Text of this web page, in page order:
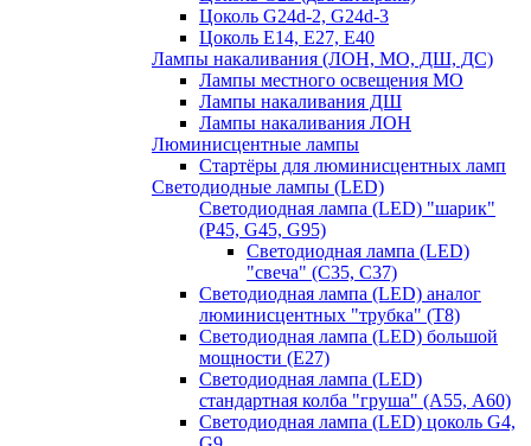
Цоколь G24d-2, G24d-3
Цоколь Е14, Е27, Е40
Лампы накаливания (ЛОН, МО, ДШ, ДС)
Лампы местного освещения МО
Лампы накаливания ДШ
Лампы накаливания ЛОН
Люминисцентные лампы
Стартёры для люминисцентных ламп
Светодиодные лампы (LED)
Светодиодная лампа (LED) "шарик"
(P45, G45, G95)
Светодиодная лампа (LED)
"свеча" (С35, С37)
Светодиодная лампа (LED) аналог
люминисцентных "трубка" (T8)
Светодиодная лампа (LED) большой
мощности (Е27)
Светодиодная лампа (LED)
стандартная колба "груша" (А55, А60)
Светодиодная лампа (LED) цоколь G4,